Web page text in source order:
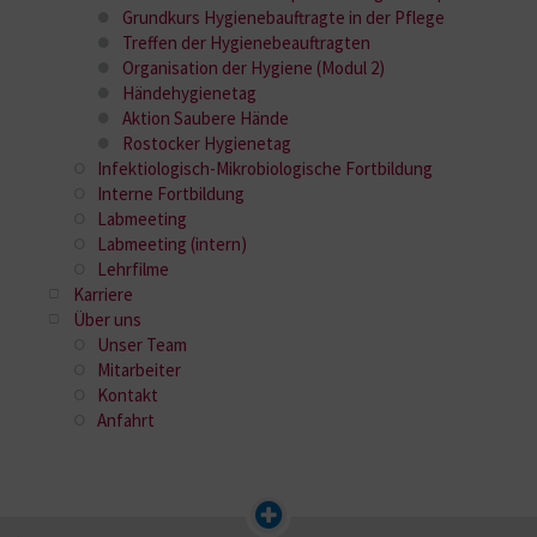
Grundkurs Hygienebauftragte in der Pflege
Treffen der Hygienebeauftragten
Organisation der Hygiene (Modul 2)
Händehygienetag
Aktion Saubere Hände
Rostocker Hygienetag
Infektiologisch-Mikrobiologische Fortbildung
Interne Fortbildung
Labmeeting
Labmeeting (intern)
Lehrfilme
Karriere
Über uns
Unser Team
Mitarbeiter
Kontakt
Anfahrt